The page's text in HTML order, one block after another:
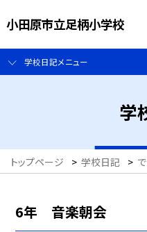
小田原市立足柄小学校
学校日記メニュー
学
トップページ > 学校日記 >
6年 音楽朝会